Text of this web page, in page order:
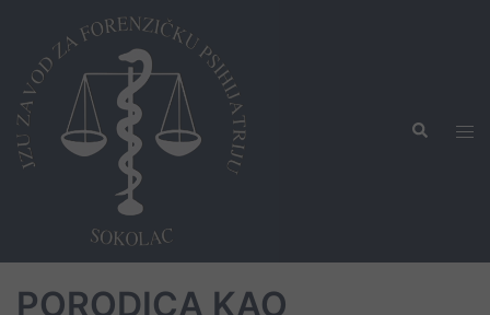
content
Search
​PORODICA KAO